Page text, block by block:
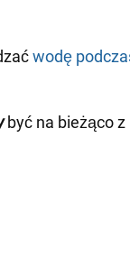
wodę
być na bieżąco z